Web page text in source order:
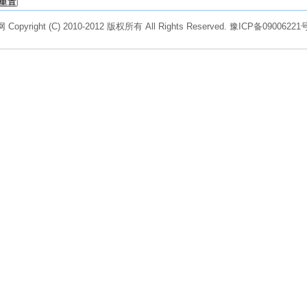
Copyright (C) 2010-2012 版权所有 All Rights Reserved.豫ICP备09006221